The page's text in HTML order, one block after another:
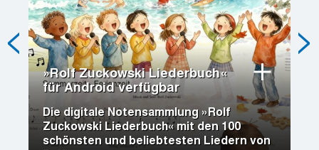
»Rolf Zuckowski Liederbuch«
für Android verfügbar
Die digitale Notensammlung »Rolf
Zuckowski Liederbuch« mit den 100
schönsten und beliebtesten Liedern von